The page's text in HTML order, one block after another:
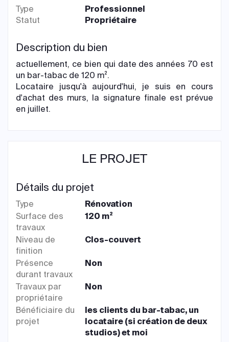
Type
Professionnel
Statut
Propriétaire
Description du bien
actuellement, ce bien qui date des années 70 est
un bar-tabac de 120 m².
Locataire jusqu'à aujourd'hui, je suis en cours
d'achat des murs, la signature finale est prévue
en juillet.
LE PROJET
Détails du projet
Type
Rénovation
Surface des
travaux
120 m²
Niveau de
finition
Clos-couvert
Présence
durant travaux
Non
Travaux par
propriétaire
Non
Bénéficiaire du
projet
les clients du bar-tabac, un
locataire (si création de deux
studios) et moi